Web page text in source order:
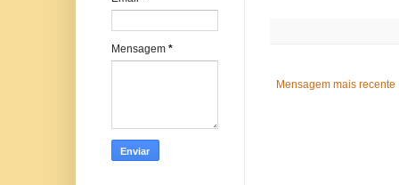
Mensagem mais recente
Mensagem *